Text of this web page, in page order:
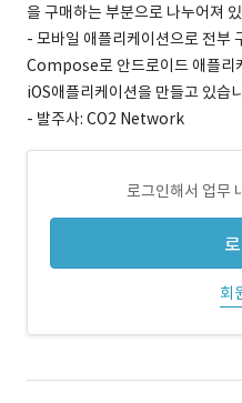
을 구매하는 부분으로 나누어져
- 모바일 애플리케이션으로 전
Compose로 안드로이드 애플
iOS애플리케이션을 만들고 있습
- 발주사: CO2 Network
로그인해서 업무
회